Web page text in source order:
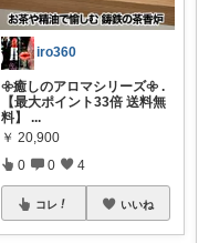
iro360
𖧷癒しのアロマシリーズ𖧷 .
【最大ポイント33倍 送料無
料】
...
￥ 20,900
0 0 4
コレ いいね